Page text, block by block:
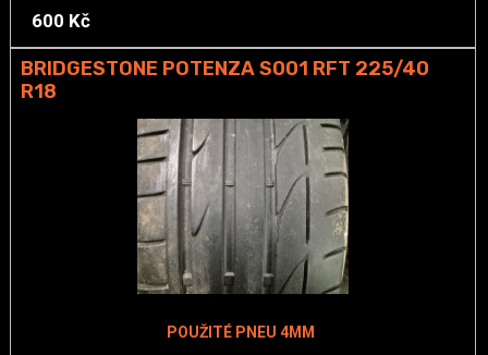
600 Kč
BRIDGESTONE POTENZA S001 RFT 225/40
R18
POUŽITÉ PNEU 4MM